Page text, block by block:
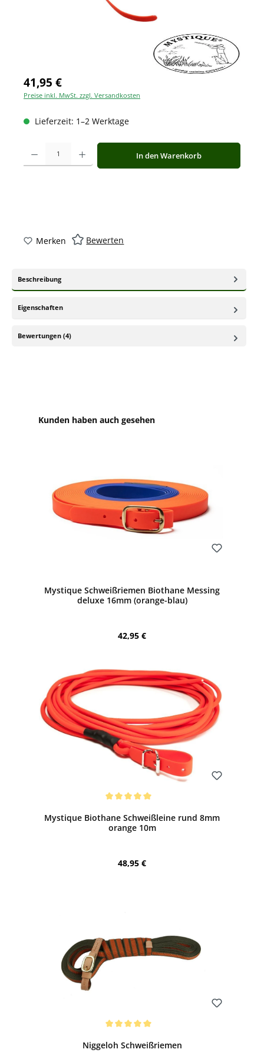
41,95 €
Preise inkl. MwSt. zzgl. Versandkosten
Lieferzeit: 1–2 Werktage
Produkt Anzahl: Gib den gewünschten Wert ein oder benutze die
In den Warenkorb
Merken Bewerten
Beschreibung
Eigenschaften
Bewertungen (4)
Produktgalerie überspringen
Kunden haben auch gesehen
Mystique Schweißriemen Biothane Messing
deluxe 16mm (orange-blau)
Regulärer Preis:
42,95 €
Mystique Biothane Schweißleine rund 8mm
orange 10m
Regulärer Preis:
48,95 €
Niggeloh Schweißriemen